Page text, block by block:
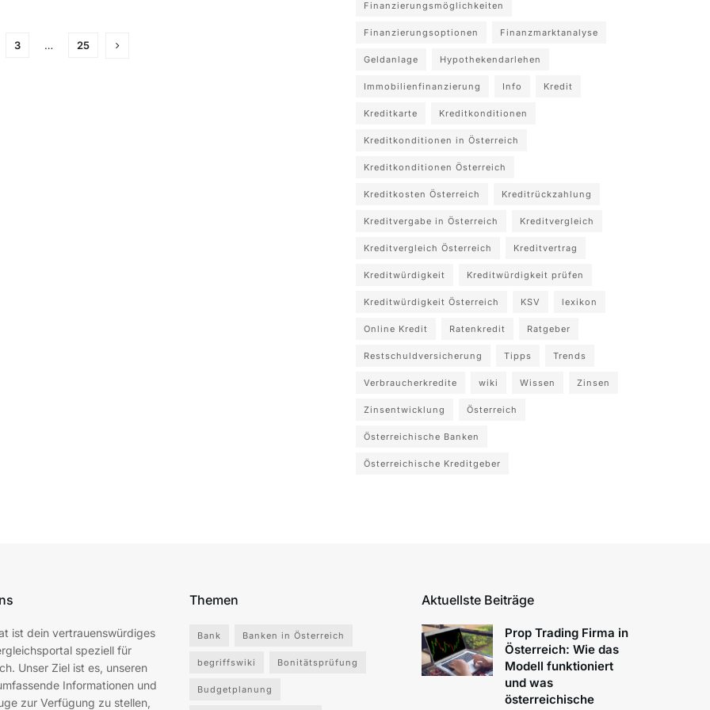
3 … 25
Finanzierungsmöglichkeiten
Finanzierungsoptionen Finanzmarktanalyse
Geldanlage Hypothekendarlehen
Immobilienfinanzierung Info Kredit
Kreditkarte Kreditkonditionen
Kreditkonditionen in Österreich
Kreditkonditionen Österreich
Kreditkosten Österreich Kreditrückzahlung
Kreditvergabe in Österreich Kreditvergleich
Kreditvergleich Österreich Kreditvertrag
Kreditwürdigkeit Kreditwürdigkeit prüfen
Kreditwürdigkeit Österreich KSV lexikon
Online Kredit Ratenkredit Ratgeber
Restschuldversicherung Tipps Trends
Verbraucherkredite wiki Wissen Zinsen
Zinsentwicklung Österreich
Österreichische Banken
Österreichische Kreditgeber
ist dein vertrauenswürdiges
speziell für
Unser Ziel ist es, unseren
Informationen und
zur Verfügung zu stellen,
Themen
Bank Banken in Österreich
begriffswiki Bonitätsprüfung
Budgetplanung
Aktuellste Beiträge
Prop Trading Firma in
Österreich: Wie das
Modell funktioniert
und was
österreichische